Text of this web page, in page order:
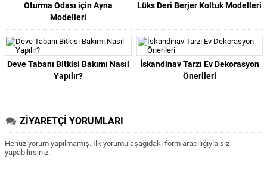
Oturma Odası için Ayna
Modelleri
Lüks Deri Berjer Koltuk Modelleri
Deve Tabanı Bitkisi Bakımı Nasıl
Yapılır?
İskandinav Tarzı Ev Dekorasyon
Önerileri
ZİYARETÇİ YORUMLARI
Henüz yorum yapılmamış. İlk yorumu aşağıdaki form aracılığıyla siz
yapabilirsiniz.